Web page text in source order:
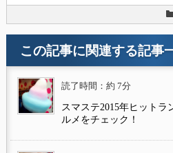
この記事に関連する記事
読了時間：約 7分
スマステ2015年ヒット
ルメをチェック！